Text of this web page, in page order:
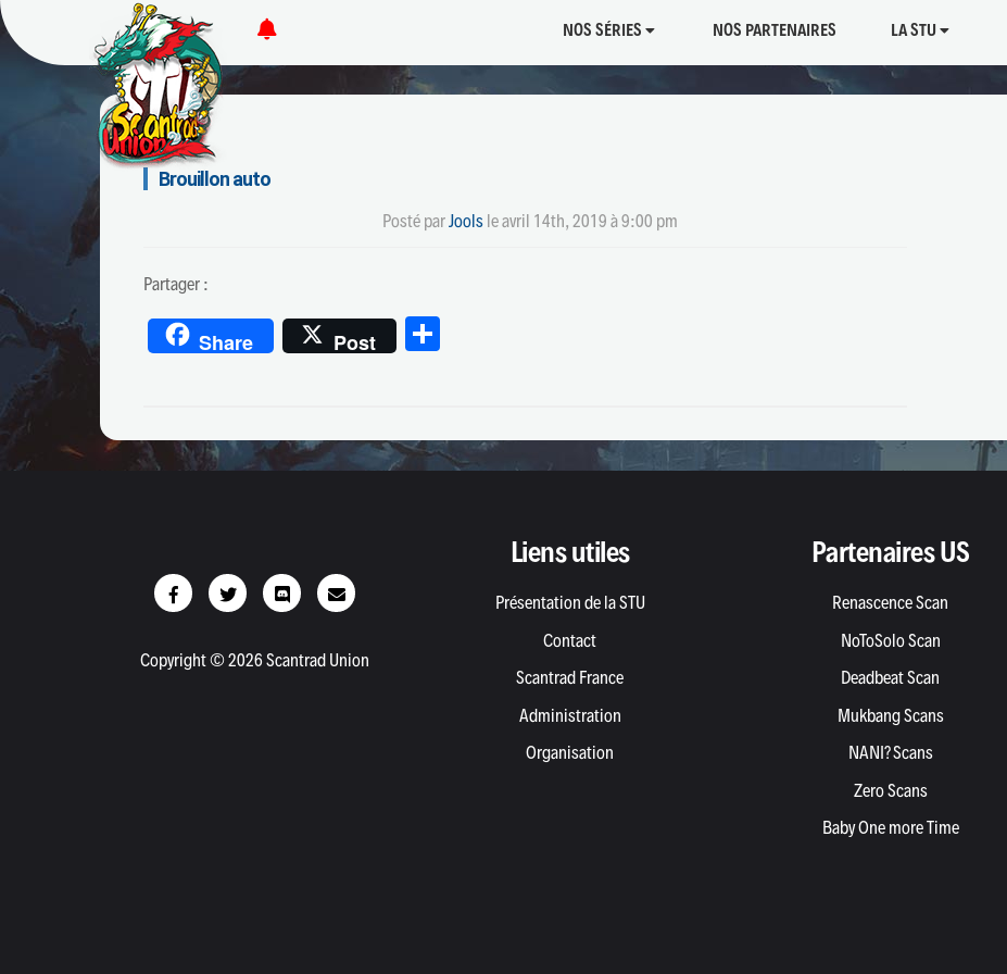
NOS SÉRIES NOS PARTENAIRES LA STU
Brouillon auto
Posté parJoolsleavril 14th, 2019 à 9:00 pm
Partager :
Share Post
Copyright © 2026 Scantrad Union
Liens utiles
Présentation de la STU
Contact
Scantrad France
Administration
Organisation
Partenaires US
Renascence Scan
NoToSolo Scan
Deadbeat Scan
Mukbang Scans
NANI? Scans
Zero Scans
Baby One more Time